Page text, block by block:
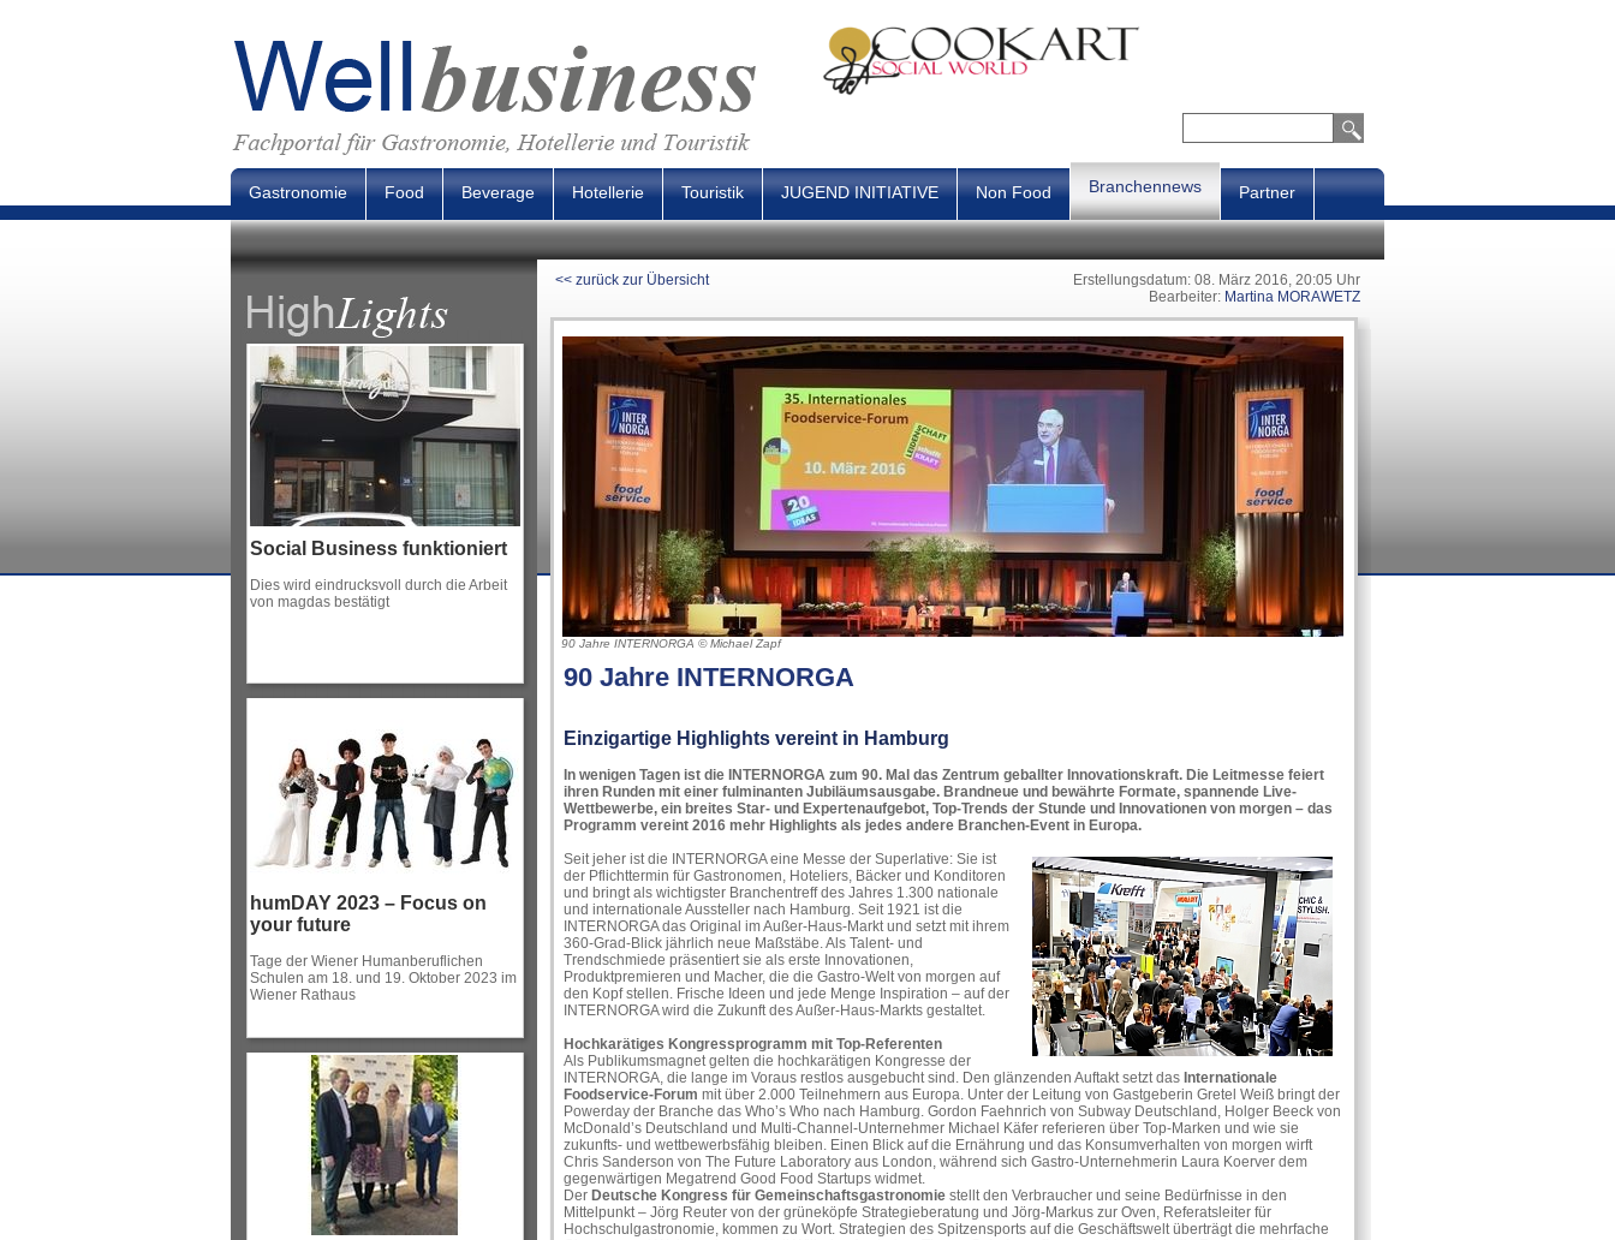
Gastronomie Food Beverage Hotellerie Touristik JUGEND INITIATIVE Non Food Branchennews Partner
Social Business funktioniert
Dies wird eindrucksvoll durch die Arbeit
von magdas bestätigt
humDAY 2023 – Focus on
your future
Tage der Wiener Humanberuflichen
Schulen am 18. und 19. Oktober 2023 im
Wiener Rathaus
<< zurück zur Übersicht
Erstellungsdatum: 08. März 2016, 20:05 Uhr
Bearbeiter: Martina MORAWETZ
90 Jahre INTERNORGA © Michael Zapf
90 Jahre INTERNORGA
Einzigartige Highlights vereint in Hamburg
In wenigen Tagen ist die INTERNORGA zum 90. Mal das Zentrum geballter Innovationskraft. Die Leitmesse feiert
ihren Runden mit einer fulminanten Jubiläumsausgabe. Brandneue und bewährte Formate, spannende Live-
Wettbewerbe, ein breites Star- und Expertenaufgebot, Top-Trends der Stunde und Innovationen von morgen – das
Programm vereint 2016 mehr Highlights als jedes andere Branchen-Event in Europa.
Seit jeher ist die INTERNORGA eine Messe der Superlative: Sie ist
der Pflichttermin für Gastronomen, Hoteliers, Bäcker und Konditoren
und bringt als wichtigster Branchentreff des Jahres 1.300 nationale
und internationale Aussteller nach Hamburg. Seit 1921 ist die
INTERNORGA das Original im Außer-Haus-Markt und setzt mit ihrem
360-Grad-Blick jährlich neue Maßstäbe. Als Talent- und
Trendschmiede präsentiert sie als erste Innovationen,
Produktpremieren und Macher, die die Gastro-Welt von morgen auf
den Kopf stellen. Frische Ideen und jede Menge Inspiration – auf der
INTERNORGA wird die Zukunft des Außer-Haus-Markts gestaltet.
Hochkarätiges Kongressprogramm mit Top-Referenten
Als Publikumsmagnet gelten die hochkarätigen Kongresse der
INTERNORGA, die lange im Voraus restlos ausgebucht sind. Den glänzenden Auftakt setzt das Internationale
Foodservice-Forum mit über 2.000 Teilnehmern aus Europa. Unter der Leitung von Gastgeberin Gretel Weiß bringt der
Powerday der Branche das Who’s Who nach Hamburg. Gordon Faehnrich von Subway Deutschland, Holger Beeck von
McDonald’s Deutschland und Multi-Channel-Unternehmer Michael Käfer referieren über Top-Marken und wie sie
zukunfts- und wettbewerbsfähig bleiben. Einen Blick auf die Ernährung und das Konsumverhalten von morgen wirft
Chris Sanderson von The Future Laboratory aus London, während sich Gastro-Unternehmerin Laura Koerver dem
gegenwärtigen Megatrend Good Food Startups widmet.
Der Deutsche Kongress für Gemeinschaftsgastronomie stellt den Verbraucher und seine Bedürfnisse in den
Mittelpunkt – Jörg Reuter von der grüneköpfe Strategieberatung und Jörg-Markus zur Oven, Referatsleiter für
Hochschulgastronomie, kommen zu Wort. Strategien des Spitzensports auf die Geschäftswelt überträgt die mehrfache